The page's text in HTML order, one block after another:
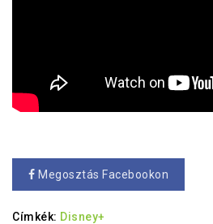
Megosztás Facebookon
Címkék: Disney+